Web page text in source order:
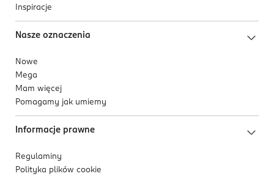
Inspiracje
Nasze oznaczenia
Nowe
Mega
Mam więcej
Pomagamy jak umiemy
Informacje prawne
Regulaminy
Polityka plików cookie